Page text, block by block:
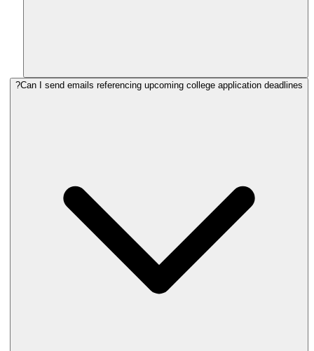
Can I send emails referencing upcoming college application deadlines?